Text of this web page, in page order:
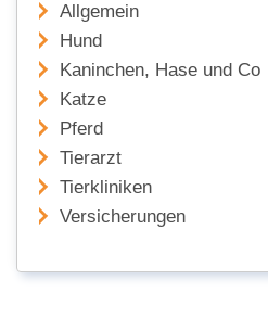
Allgemein
Hund
Kaninchen, Hase und Co
Katze
Pferd
Tierarzt
Tierkliniken
Versicherungen